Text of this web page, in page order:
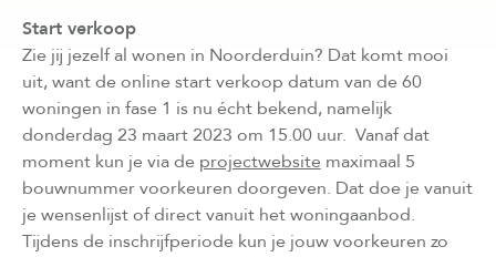
Start verkoop
Zie jij jezelf al wonen in Noorderduin? Dat komt mooi
uit, want de online start verkoop datum van de 60
woningen in fase 1 is nu écht bekend, namelijk
donderdag 23 maart 2023 om 15.00 uur. Vanaf dat
moment kun je via de projectwebsite maximaal 5
bouwnummer voorkeuren doorgeven. Dat doe je vanuit
je wensenlijst of direct vanuit het woningaanbod.
Tijdens de inschrijfperiode kun je jouw voorkeuren zo